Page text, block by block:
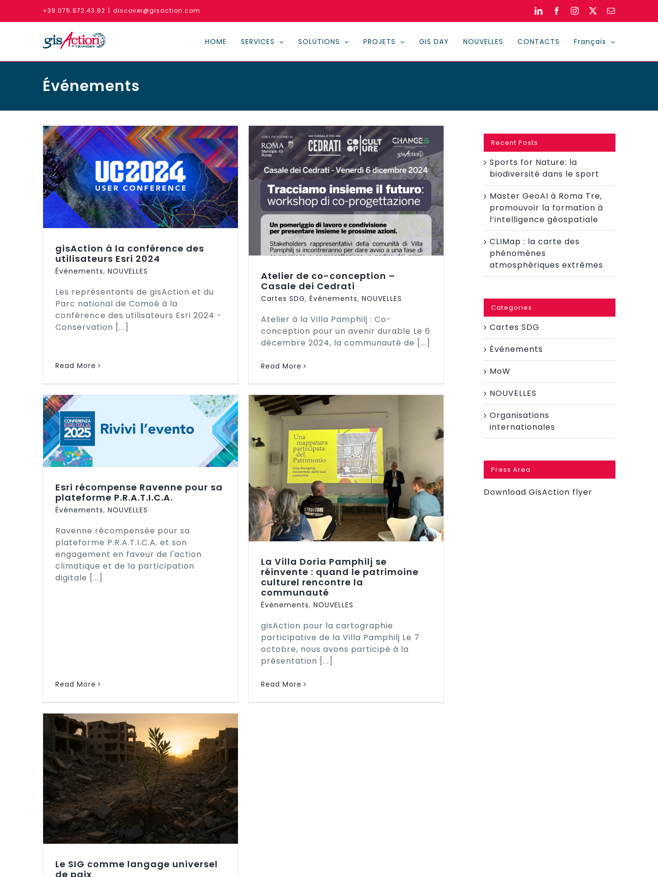
+39.075.972.43.82 | discover@gisaction.com LinkedInFacebookInstagram
HOME SERVICES SOLUTIONS PROJETS GIS DAY NOUVELLES CONTACTS Français
Événements
gisAction à la conférence des
utilisateurs Esri 2024
Événements, NOUVELLES
Les représentants de gisAction et du
Parc national de Comoé à la
conférence des utilisateurs Esri 2024 -
Conservation [...]
Read More
Atelier de co-conception – Casale dei
Cedrati
Atelier de co-conception –
Casale dei Cedrati
Cartes SDG, Événements, NOUVELLES
Atelier à la Villa Pamphilj : Co-
conception pour un avenir durable Le 6
décembre 2024, la communauté de [...]
Read More
Esri récompense Ravenne pour sa
plateforme P.R.A.T.I.C.A.
Événements, NOUVELLES
Ravenne récompensée pour sa
plateforme P.R.A.T.I.C.A. et son
engagement en faveur de l'action
climatique et de la participation
digitale [...]
Read More
quand le patrimoine culturel rencontre
la communauté
La Villa Doria Pamphilj se
réinvente : quand le patrimoine
culturel rencontre la
communauté
Événements, NOUVELLES
gisAction pour la cartographie
participative de la Villa Pamphilj Le 7
octobre, nous avons participé à la
présentation [...]
Read More
Le SIG comme langage universel
de paix
Recent Posts
Sports for Nature: la
biodiversité dans le sport
Master GeoAI à Roma Tre,
promouvoir la formation à
l’intelligence géospatiale
CLIMap : la carte des
phénomènes
atmosphériques extrêmes
Categories
Cartes SDG
Événements
MoW
NOUVELLES
Organisations
internationales
Press Area
Download GisAction flyer